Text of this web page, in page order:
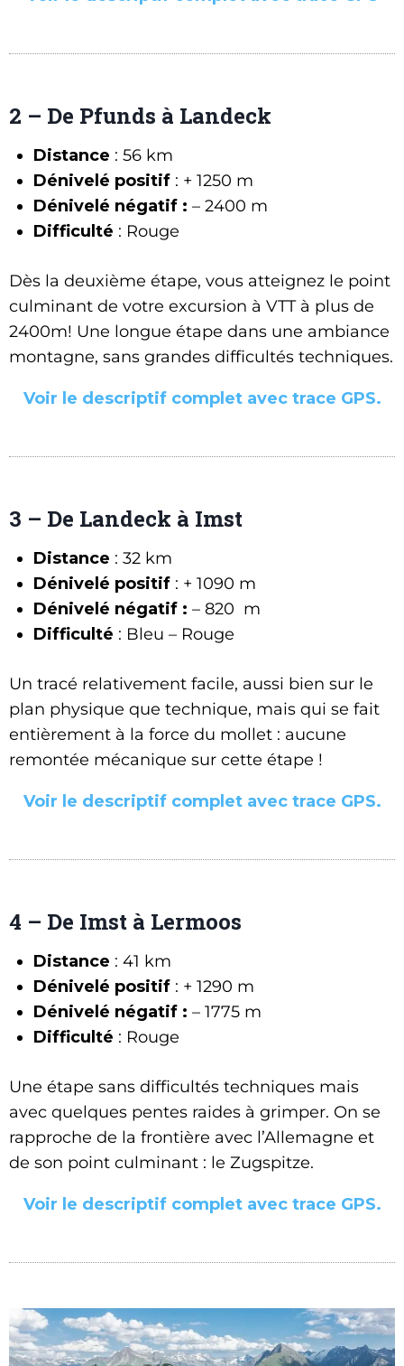
2 – De Pfunds à Landeck
Distance : 56 km
Dénivelé positif : + 1250 m
Dénivelé négatif : – 2400 m
Difficulté : Rouge
Dès la deuxième étape, vous atteignez le point
culminant de votre excursion à VTT à plus de
2400m! Une longue étape dans une ambiance
montagne, sans grandes difficultés techniques.
Voir le descriptif complet avec trace GPS.
3 – De Landeck à Imst
Distance : 32 km
Dénivelé positif : + 1090 m
Dénivelé négatif : – 820 m
Difficulté : Bleu – Rouge
Un tracé relativement facile, aussi bien sur le
plan physique que technique, mais qui se fait
entièrement à la force du mollet : aucune
remontée mécanique sur cette étape !
Voir le descriptif complet avec trace GPS.
4 – De Imst à Lermoos
Distance : 41 km
Dénivelé positif : + 1290 m
Dénivelé négatif : – 1775 m
Difficulté : Rouge
Une étape sans difficultés techniques mais
avec quelques pentes raides à grimper. On se
rapproche de la frontière avec l’Allemagne et
de son point culminant : le Zugspitze.
Voir le descriptif complet avec trace GPS.